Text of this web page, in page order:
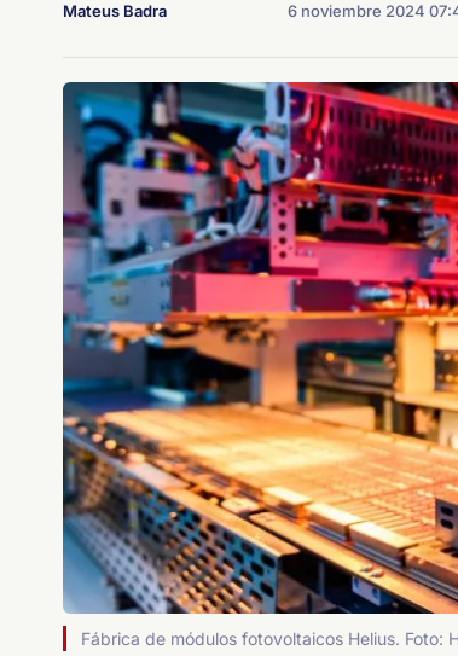
Mateus Badra 6 noviembre 2024
Fábrica de módulos fotovoltaicos Helius. Foto: